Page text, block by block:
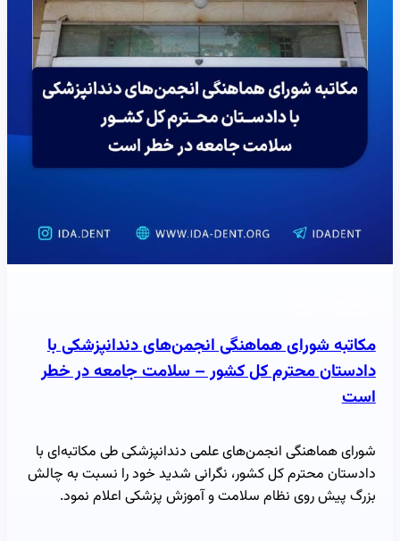
مکاتبه شورای هماهنگی انجمن‌های دندانپزشکی با
دادستان محترم کل کشور – سلامت جامعه در خطر
است
شورای هماهنگی انجمن‌های علمی دندانپزشکی طی مکاتبه‌ای با
دادستان محترم کل کشور، نگرانی شدید خود را نسبت به چالش
بزرگ پیش روی نظام سلامت و آموزش پزشکی اعلام نمود.